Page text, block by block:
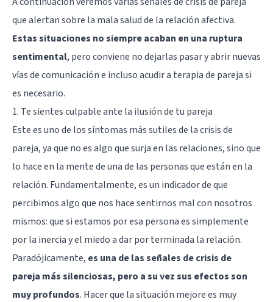
que alertan sobre la mala salud de la relación afectiva.
Estas situaciones no siempre acaban en una ruptura
sentimental, pero conviene no dejarlas pasar y abrir nuevas
vías de comunicación e inclusoacudir a terapia de parejasi
es necesario.
1. Te sientes culpable ante la ilusión de tu pareja
Este es uno de los síntomas más sutiles de la crisis de
pareja, ya que no es algo que surja en las relaciones, sino que
lo hace en la mente de una de las personas que están en la
relación. Fundamentalmente, es un indicador de que
percibimos algo que nos hace sentirnos mal con nosotros
mismos: que si estamos por esa persona es simplemente
por la inercia y el miedo a dar por terminada la relación.
Paradójicamente, es una de las señales de crisis de
pareja más silenciosas, pero a su vez sus efectos son
muy profundos. Hacer que la situación mejore es muy